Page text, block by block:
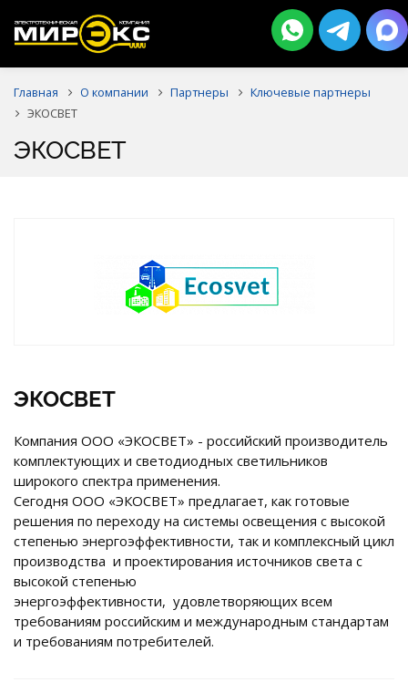
Главная О компании Партнеры
Ключевые партнеры
ЭКОСВЕТ
ЭКОСВЕТ
ЭКОСВЕТ
Компания ООО «ЭКОСВЕТ» - российский производитель
комплектующих и светодиодных светильников
широкого спектра применения.
Сегодня ООО «ЭКОСВЕТ» предлагает, как готовые
решения по переходу на системы освещения с высокой
степенью энергоэффективности, так и комплексный цикл
производства и проектирования источников света с
высокой степенью
энергоэффективности, удовлетворяющих всем
требованиям российским и международным стандартам
и требованиям потребителей.